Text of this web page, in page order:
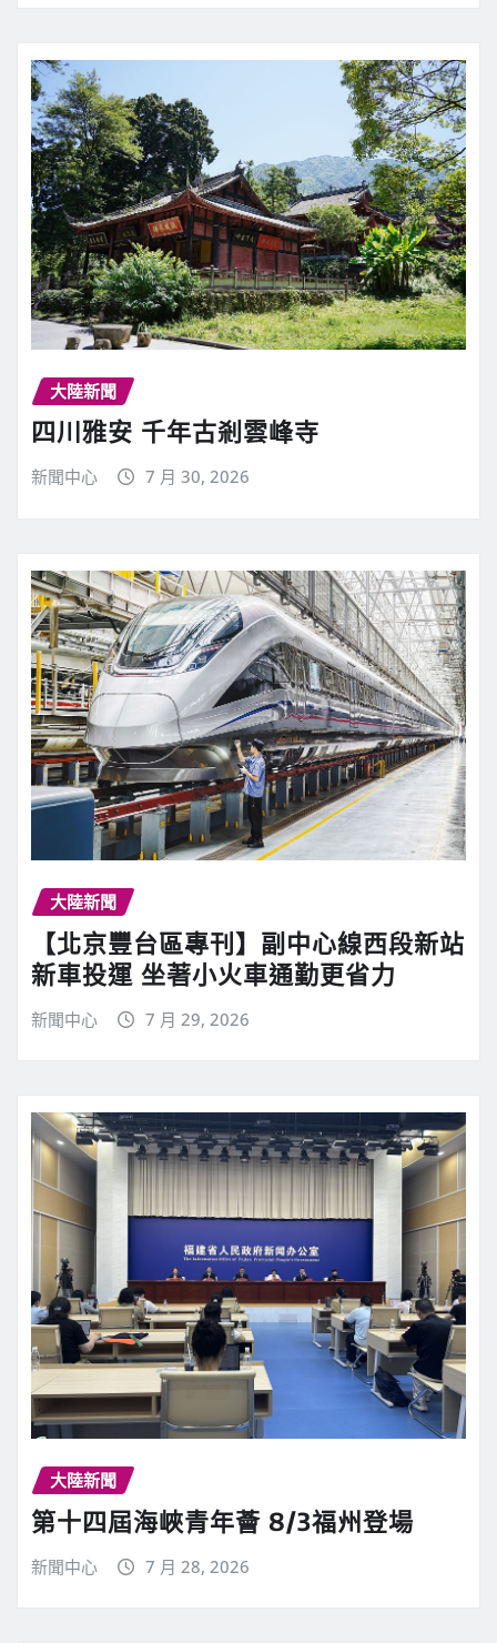
大陸新聞
四川雅安 千年古剎雲峰寺
新聞中心 7 月 30, 2026
大陸新聞
【北京豐台區專刊】副中心線西段新站
新車投運 坐著小火車通勤更省力
新聞中心 7 月 29, 2026
大陸新聞
第十四屆海峽青年薈 8/3福州登場
新聞中心 7 月 28, 2026